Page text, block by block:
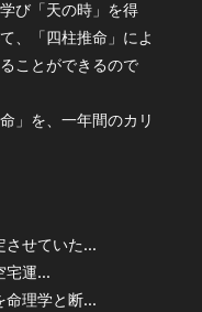
び「天の時」を得
、「四柱推命」によ
ことができるので
」を、一年間のカリ
させていた...
宅運...
命理学と断...